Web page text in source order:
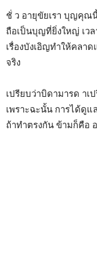
ชั่ ว อายุขัยเรา บุญคุ
ถือเป็นบุญที่ยิ่งใหญ่ เว
เรื่องบังเอิญทำให้คลา
จริง
เปรียบว่าบิดามารด า
เพราะฉะนั้น การได้ดู
ถ้าทำตรงกัน ข้ามก็คือ